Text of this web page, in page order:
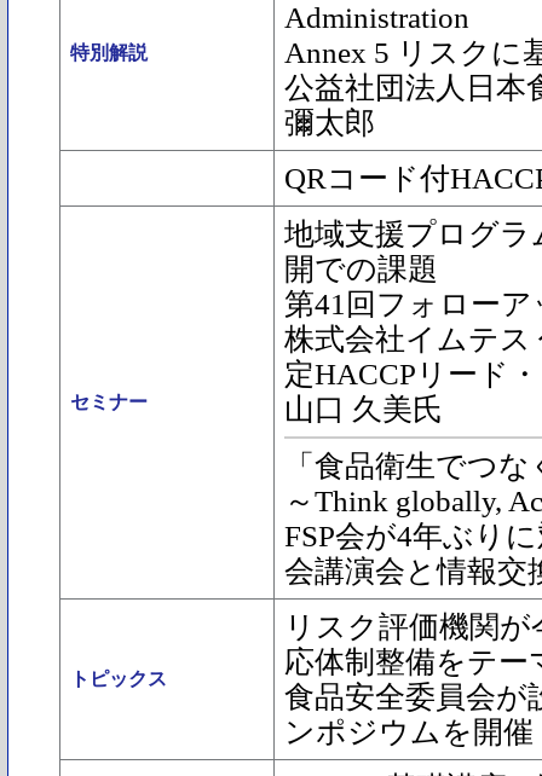
特別解説
Administration
Annex 5 リスクに
公益社団法人日
彌太郎
QRコード付
セミナー
地域支援プログラ
開での課題
第41回フォロー
株式会社イムテス
定HACCPリード
山口 久美氏
「食品衛生でつ
～Think globally,
FSP会が4年ぶり
会講演会と情報交
トピックス
リスク評価機関
応体制整備をテー
食品安全委員会が
ンポジウムを開催